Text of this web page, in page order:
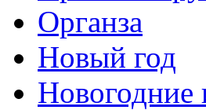
Органза
Новый год
Новогодние